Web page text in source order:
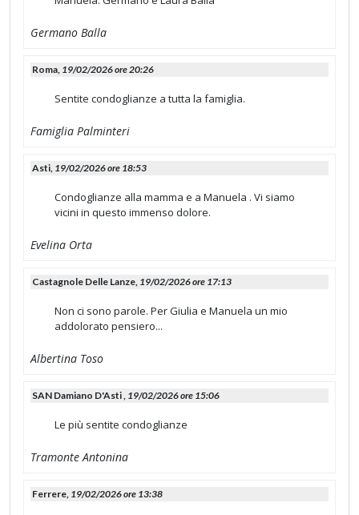
Germano Balla
Roma, 19/02/2026 ore 20:26
Sentite condoglianze a tutta la famiglia.
Famiglia Palminteri
Asti, 19/02/2026 ore 18:53
Condoglianze alla mamma e a Manuela . Vi siamo
vicini in questo immenso dolore.
Evelina Orta
Castagnole Delle Lanze, 19/02/2026 ore 17:13
Non ci sono parole. Per Giulia e Manuela un mio
addolorato pensiero...
Albertina Toso
SAN Damiano D'Asti , 19/02/2026 ore 15:06
Le più sentite condoglianze
Tramonte Antonina
Ferrere, 19/02/2026 ore 13:38